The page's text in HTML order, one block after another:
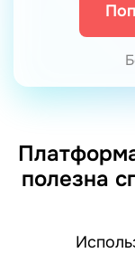
полезна